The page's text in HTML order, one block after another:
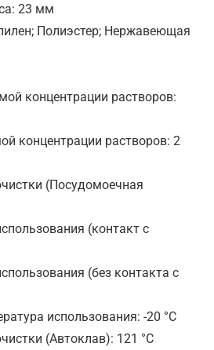
23 мм
Полиэстер; Нержавеющая
концентрации растворов:
концентрации растворов: 2
(Посудомоечная
(контакт с
(без контакта с
использования: -20 °C
(Автоклав): 121 °C